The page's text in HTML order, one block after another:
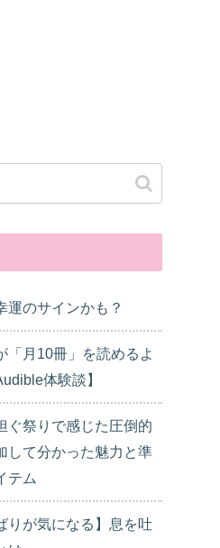
運のサインかも？
「月10冊」を読めるよ
体験談】
ぐ祭りで感じた圧倒的
して分かった魅力と準
テム
りが気になる】息を吐